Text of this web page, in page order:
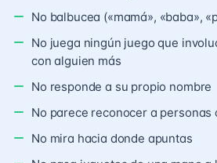
No balbucea («mamá», «baba»,
No juega ningún juego que
con alguien más
No responde a su propio nombre
No parece reconocer a personas
No mira hacia donde apuntas